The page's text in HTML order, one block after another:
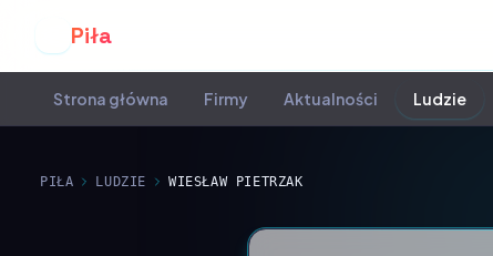
Piła
Strona główna Firmy Aktualności Ludzie
PIŁA LUDZIE WIESŁAW PIETRZAK